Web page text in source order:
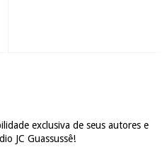
exclusiva de seus autores e
JC Guassussê!